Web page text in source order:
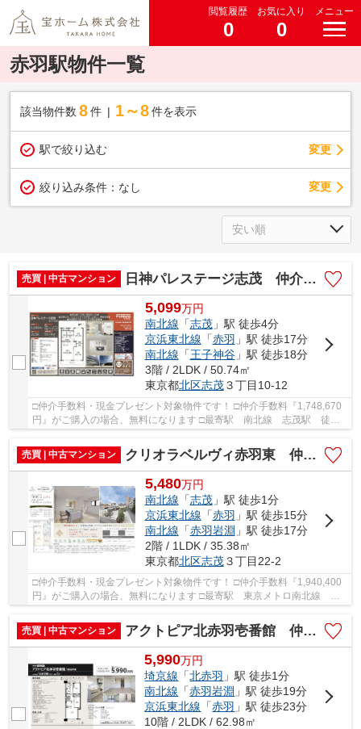
閲覧履歴
0
お気に入り
0
メニュー
赤羽駅物件一覧
該当物件数 8件 1～8 件を表示
駅で絞り込む 変更
絞り込み条件： なし 変更
売買 | 中古マンション 日神パレステージ志茂 仲介手数料無料＋15万円現金プレゼント中
5,099万円
南北線 「志茂」駅 徒歩4分
京浜東北線 「赤羽 」駅 徒歩17分
南北線 「王子神谷」駅 徒歩18分
3階 / 2LDK / 50.74㎡
東京都北区志茂３丁目10-12
□仲介手数料・現金プレゼント対象物件です！ □仲介手数料『1,748,670
円』がご購入の場合、無料になります □最寄駅 南北線 志茂駅 徒歩
売買 | 中古マンション
クリオラベルヴィ赤羽東 仲介手数料無料＋15万円現金プレゼント中
5,480万円
南北線 「志茂」駅 徒歩1分
京浜東北線 「赤羽 」駅 徒歩15分
南北線 「赤羽岩淵 」駅 徒歩17分
2階 / 1LDK / 35.38㎡
東京都北区志茂３丁目22-2
□仲介手数料・現金プレゼント対象物件です！ □仲介手数料『1,940,400
円』がご購入の場合、無料になります □最寄駅 東京メトロ南北線 志
売買 | 中古マンション
アクトピア北赤羽壱番館 仲介手数料無料＋15万円現金プレゼント中
5,990万円
埼京線 「北赤羽 」駅 徒歩1分
南北線 「赤羽岩淵 」駅 徒歩19分
京浜東北線 「赤羽 」駅 徒歩23分
10階 / 2LDK / 62.98㎡